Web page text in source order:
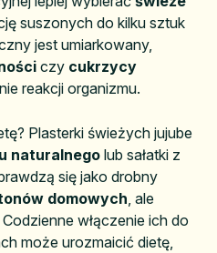
suszonych do kilku sztuk
jest umiarkowany,
czy cukrzycy
reakcji organizmu.
Plasterki świeżych jujube
naturalnego lub sałatki z
się jako drobny
domowych , ale
włączenie ich do
może urozmaicić dietę,